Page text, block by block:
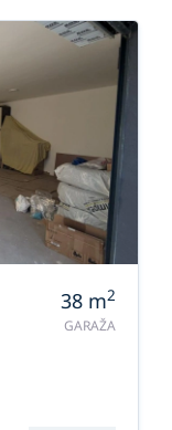
38 m2
GARAŽA